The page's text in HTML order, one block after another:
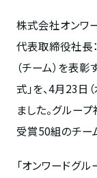
株式会社オンワ
代表取締役社長
（チーム）を表彰
式」を、4月23日
ました。グルー
受賞50組のチー
「オンワードグ